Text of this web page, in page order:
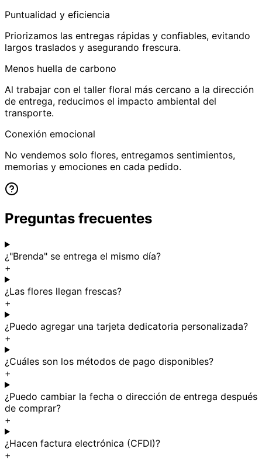
Puntualidad y eficiencia
Priorizamos las entregas rápidas y confiables, evitando
largos traslados y asegurando frescura.
Menos huella de carbono
Al trabajar con el taller floral más cercano a la dirección
de entrega, reducimos el impacto ambiental del
transporte.
Conexión emocional
No vendemos solo flores, entregamos sentimientos,
memorias y emociones en cada pedido.
Preguntas frecuentes
¿"Brenda" se entrega el mismo día?
+
¿Las flores llegan frescas?
+
¿Puedo agregar una tarjeta dedicatoria personalizada?
+
¿Cuáles son los métodos de pago disponibles?
+
¿Puedo cambiar la fecha o dirección de entrega después
de comprar?
+
¿Hacen factura electrónica (CFDI)?
+